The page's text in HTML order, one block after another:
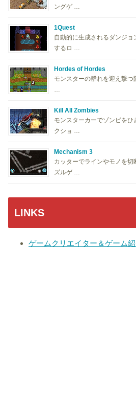
ングゲ …
1Quest
自動的に生成されるダンジ
するロ …
Hordes of Hordes
モンスターの群れを迎え撃
…
Kill All Zombies
モンスターカーでゾンビを
クショ …
Mechanism 3
カッターでラインやモノを
ズルゲ …
LINKS
ゲームクリエイター＆ゲーム